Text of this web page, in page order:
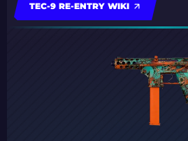
TEC-9 RE-ENTRY WIKI